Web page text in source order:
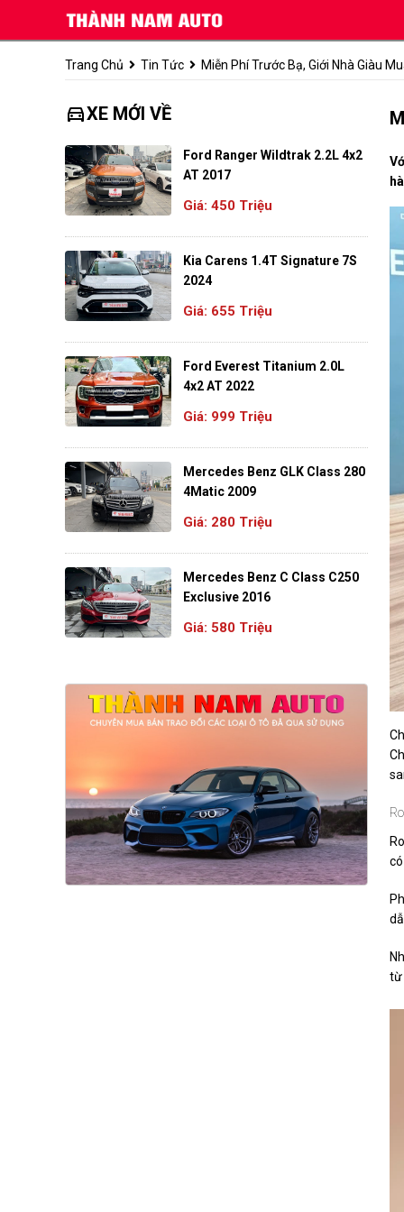
Trang Chủ Tin Tức Miễn Phí Trước Bạ, Giới Nhà Giàu
từ
directions_carXE MỚI VỀ
Ford Ranger Wildtrak 2.2L 4x2
AT 2017
Giá: 450 Triệu
Kia Carens 1.4T Signature 7S
2024
Giá: 655 Triệu
Ford Everest Titanium 2.0L
4x2 AT 2022
Giá: 999 Triệu
Mercedes Benz GLK Class 280
4Matic 2009
Giá: 280 Triệu
Mercedes Benz C Class C250
Exclusive 2016
Giá: 580 Triệu